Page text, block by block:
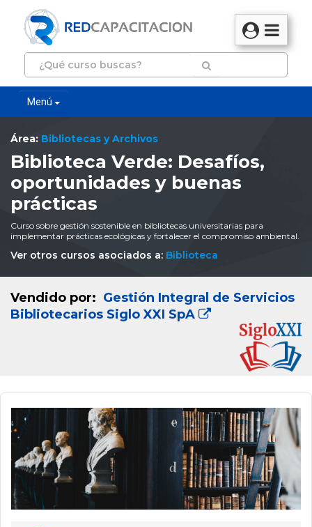
Menú
Área: Bibliotecas y Archivos
Biblioteca Verde: Desafíos,
oportunidades y buenas
prácticas
Curso sobre gestión sostenible en bibliotecas universitarias para
implementar prácticas ecológicas y fortalecer el compromiso ambiental.
Ver otros cursos asociados a: Biblioteca
Vendido por: Gestión Integral de Servicios
Bibliotecarios Siglo XXI SpA